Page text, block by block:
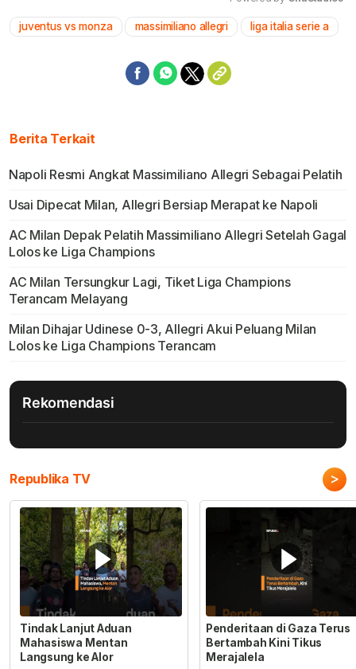
Mute
juventus vs monza massimiliano allegri liga italia serie a
Berita Terkait
Napoli Resmi Angkat Massimiliano Allegri Sebagai Pelatih
Usai Dipecat Milan, Allegri Bersiap Merapat ke Napoli
AC Milan Depak Pelatih Massimiliano Allegri Setelah Gagal
Lolos ke Liga Champions
AC Milan Tersungkur Lagi, Tiket Liga Champions
Terancam Melayang
Milan Dihajar Udinese 0-3, Allegri Akui Peluang Milan
Lolos ke Liga Champions Terancam
Rekomendasi
Republika TV >
Tindak Lanjut Aduan
Mahasiswa Mentan
Langsung ke Alor
Penderitaan di Gaza Terus
Bertambah Kini Tikus
Merajalela